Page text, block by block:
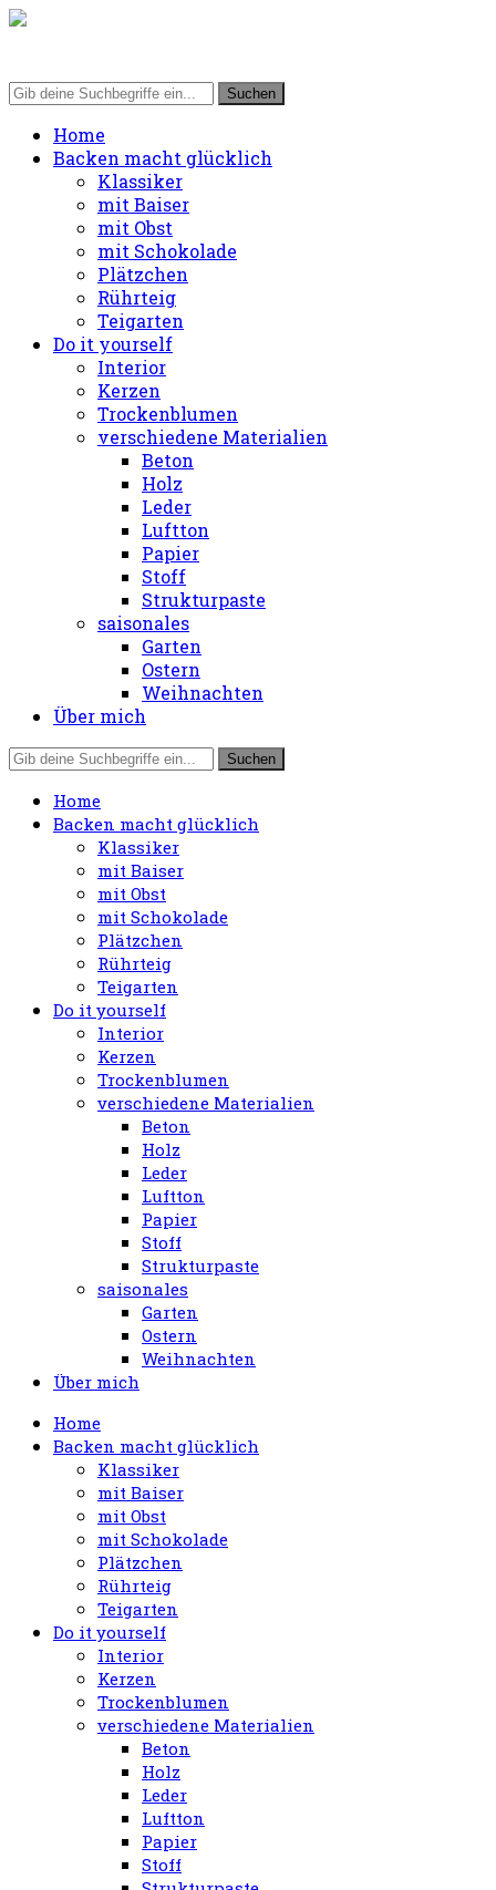
Home
Backen macht glücklich
Klassiker
mit Baiser
mit Obst
mit Schokolade
Plätzchen
Rührteig
Teigarten
Do it yourself
Interior
Kerzen
Trockenblumen
verschiedene Materialien
Beton
Holz
Leder
Luftton
Papier
Stoff
Strukturpaste
saisonales
Garten
Ostern
Weihnachten
Über mich
Home
Backen macht glücklich
Klassiker
mit Baiser
mit Obst
mit Schokolade
Plätzchen
Rührteig
Teigarten
Do it yourself
Interior
Kerzen
Trockenblumen
verschiedene Materialien
Beton
Holz
Leder
Luftton
Papier
Stoff
Strukturpaste
saisonales
Garten
Ostern
Weihnachten
Über mich
Home
Backen macht glücklich
Klassiker
mit Baiser
mit Obst
mit Schokolade
Plätzchen
Rührteig
Teigarten
Do it yourself
Interior
Kerzen
Trockenblumen
verschiedene Materialien
Beton
Holz
Leder
Luftton
Papier
Stoff